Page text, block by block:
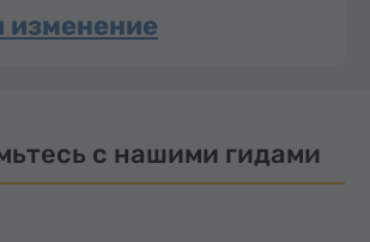
изменение
с нашими гидами